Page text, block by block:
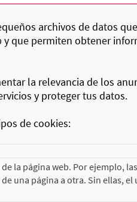
archivos de datos
que permiten obtener
la relevancia de los
y proteger tus datos.
de cookies:
la página web. Por ejemplo,
una página a otra. Sin ellas, el